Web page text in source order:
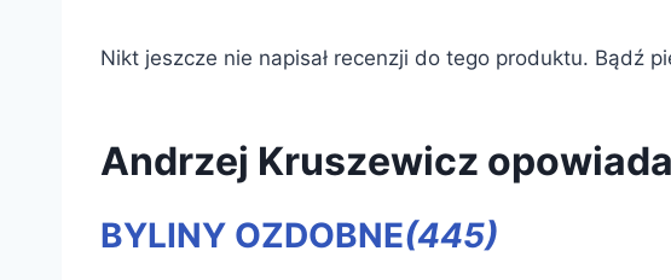
Nikt jeszcze nie napisał recenzji do tego produktu. Bądź
Andrzej Kruszewicz
BYLINY OZDOBNE(445)